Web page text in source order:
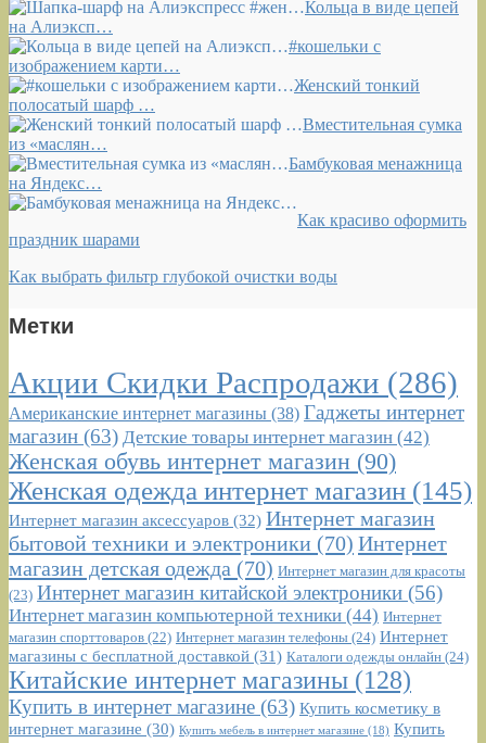
Кольца в виде цепей
на Алиэксп…
#кошельки с
изображением карти…
Женский тонкий
полосатый шарф …
Вместительная сумка
из «маслян…
Бамбуковая менажница
на Яндекс…
Как красиво оформить
праздник шарами
Как выбрать фильтр глубокой очистки воды
Метки
Акции Скидки Распродажи (286)
Американские интернет магазины (38) Гаджеты интернет
магазин (63) Детские товары интернет магазин (42)
Женская обувь интернет магазин (90)
Женская одежда интернет магазин (145)
Интернет магазин аксессуаров (32) Интернет магазин
бытовой техники и электроники (70) Интернет
магазин детская одежда (70) Интернет магазин для красоты
(23) Интернет магазин китайской электроники (56)
Интернет магазин компьютерной техники (44) Интернет
магазин спорттоваров (22) Интернет магазин телефоны (24) Интернет
магазины с бесплатной доставкой (31) Каталоги одежды онлайн (24)
Китайские интернет магазины (128)
Купить в интернет магазине (63) Купить косметику в
интернет магазине (30) Купить мебель в интернет магазине (18) Купить